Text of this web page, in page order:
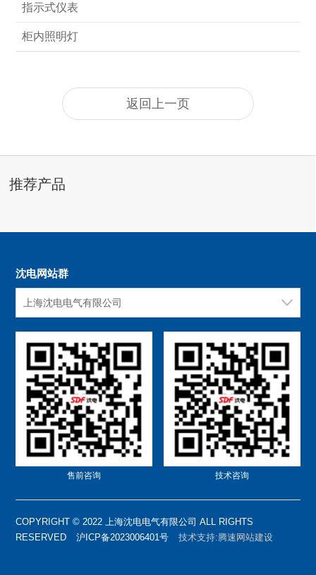
指示式仪表
柜内照明灯
返回上一页
推荐产品
沈电网站群
上海沈电电气有限公司
售前咨询 技术咨询
COPYRIGHT © 2022 上海沈电电气有限公司 ALL RIGHTS
RESERVED
沪ICP备2023006401号 技术支持:腾速网站建设